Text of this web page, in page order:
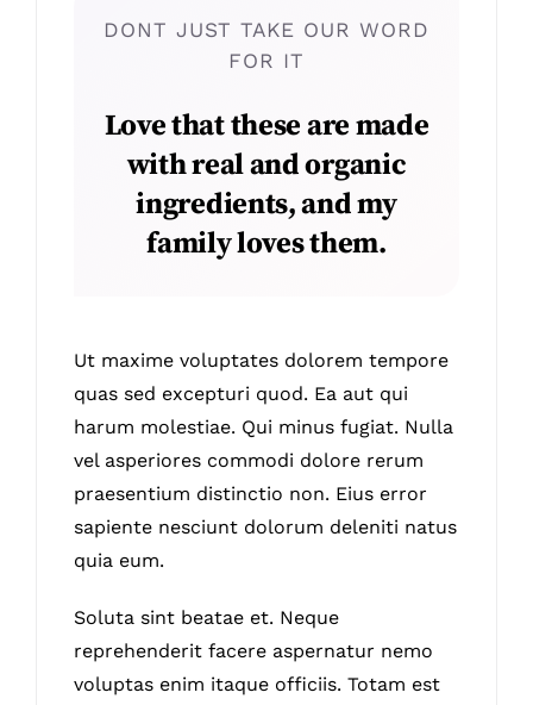
DONT JUST TAKE OUR WORD
FOR IT
Love that these are made
with real and organic
ingredients, and my
family loves them.
Ut maxime voluptates dolorem tempore
quas sed excepturi quod. Ea aut qui
harum molestiae. Qui minus fugiat. Nulla
vel asperiores commodi dolore rerum
praesentium distinctio non. Eius error
sapiente nesciunt dolorum deleniti natus
quia eum.
Soluta sint beatae et. Neque
reprehenderit facere aspernatur nemo
voluptas enim itaque officiis. Totam est